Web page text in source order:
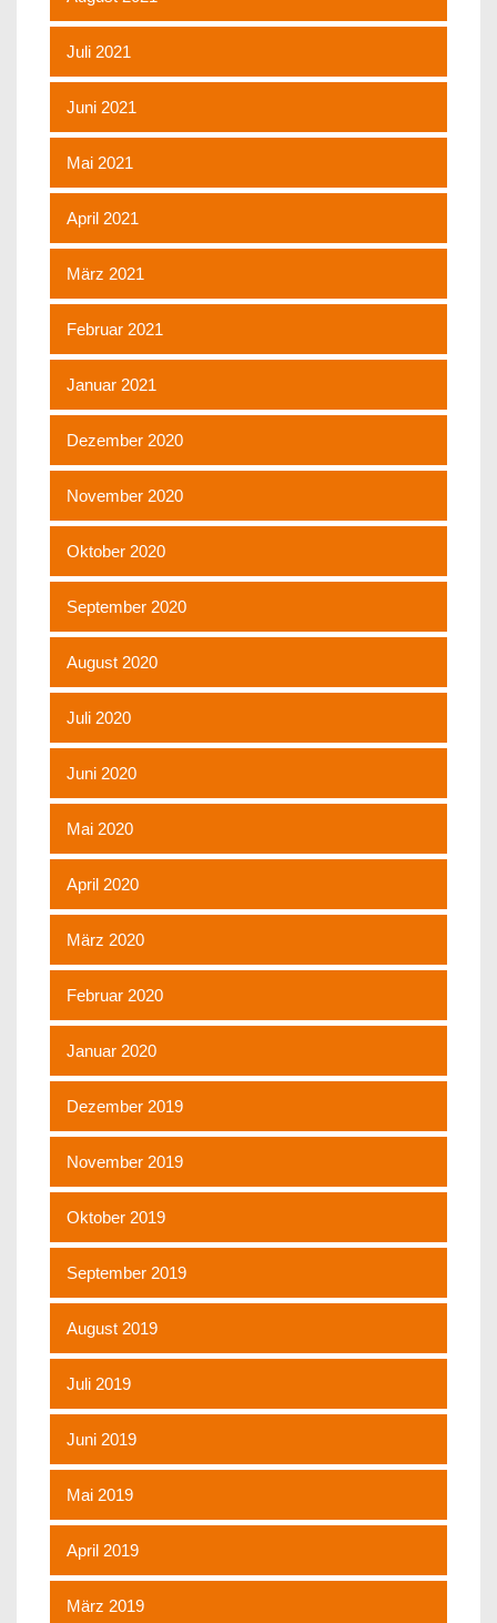
Juli 2021
Juni 2021
Mai 2021
April 2021
März 2021
Februar 2021
Januar 2021
Dezember 2020
November 2020
Oktober 2020
September 2020
August 2020
Juli 2020
Juni 2020
Mai 2020
April 2020
März 2020
Februar 2020
Januar 2020
Dezember 2019
November 2019
Oktober 2019
September 2019
August 2019
Juli 2019
Juni 2019
Mai 2019
April 2019
März 2019